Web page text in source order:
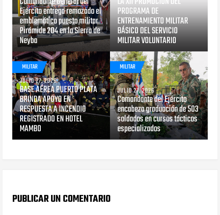
Ejército entrega remozado el
emblemático puesto militar
Pirámide 204 en la Sierra de
Neyba
PROGRAMA DE
ENTRENAMIENTO MILITAR
BÁSICO DEL SERVICIO
MILITAR VOLUNTARIO
MILITAR
JULIO 27, 2026
BASE AÉREA PUERTO PLATA
BRINDA APOYO EN
RESPUESTA A INCENDIO
REGISTRADO EN HOTEL
MAMBO
MILITAR
JULIO 27, 2026
Comandante del Ejército
encabeza graduación de 503
soldados en cursos tácticos
especializados
PUBLICAR UN COMENTARIO